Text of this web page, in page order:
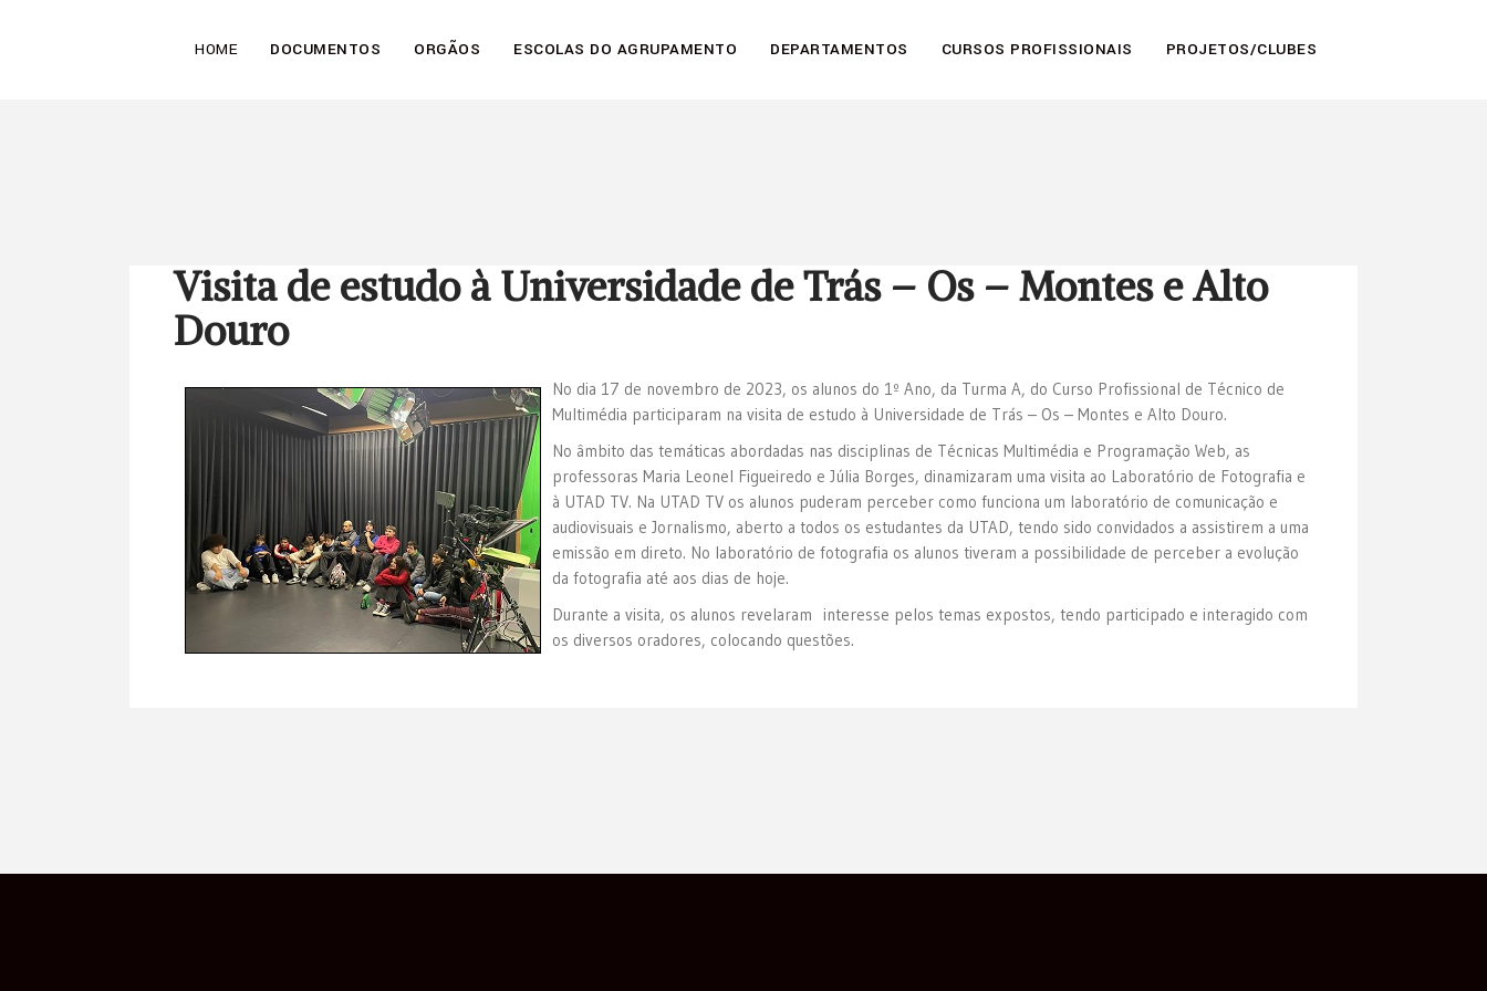
HOME DOCUMENTOS ORGÃOS ESCOLAS DO AGRUPAMENTO DEPARTAMENTOS CURSOS PROFISSIONAIS PROJETOS/CLUBES
Visita de estudo à Universidade de Trás – Os – Montes e Alto
Douro
No dia 17 de novembro de 2023, os alunos do 1º Ano, da Turma A, do Curso Profissional de Técnico de
Multimédia participaram na visita de estudo à Universidade de Trás – Os – Montes e Alto Douro.
No âmbito das temáticas abordadas nas disciplinas de Técnicas Multimédia e Programação Web, as
professoras Maria Leonel Figueiredo e Júlia Borges, dinamizaram uma visita ao Laboratório de Fotografia e
à UTAD TV. Na UTAD TV os alunos puderam perceber como funciona um laboratório de comunicação e
audiovisuais e Jornalismo, aberto a todos os estudantes da UTAD, tendo sido convidados a assistirem a uma
emissão em direto. No laboratório de fotografia os alunos tiveram a possibilidade de perceber a evolução
da fotografia até aos dias de hoje.
Durante a visita, os alunos revelaram interesse pelos temas expostos, tendo participado e interagido com
os diversos oradores, colocando questões.